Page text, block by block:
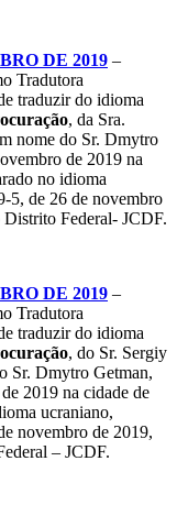
DE 2019 –
Tradutora
traduzir do idioma
, da Sra.
nome do Sr. Dmytro
de 2019 na
no idioma
5, de 26 de novembro
Federal- JCDF.
DE 2019 –
Tradutora
traduzir do idioma
, do Sr. Sergiy
Sr. Dmytro Getman,
2019 na cidade de
ucraniano,
novembro de 2019,
– JCDF.